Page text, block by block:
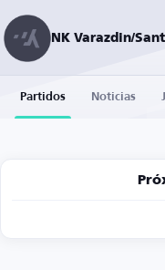
Partidos Noticias